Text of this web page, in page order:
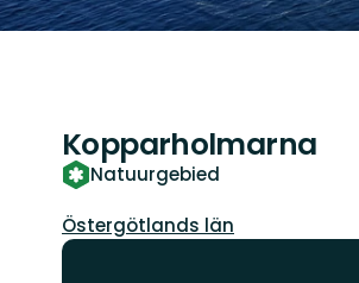
Kopparholmarna
Natuurgebied
Regio:
Östergötlands län